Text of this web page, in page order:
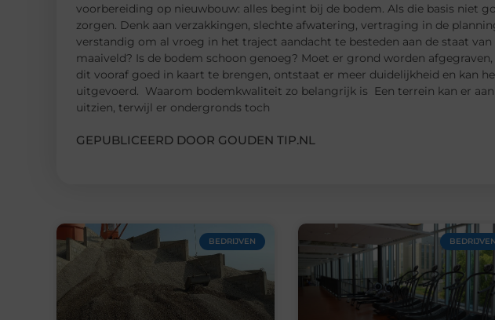
voorbereiding op nieuwbouw: alles begint bij de bodem. Als die basis niet
zorgen. Denk aan verzakkingen, slechte afwatering, vertraging in de
verstandig om al vroeg in het traject aandacht te besteden aan de staat
maaiveld? Is de bodem schoon genoeg? Moet er grond worden
dit vooraf goed in kaart te brengen, ontstaat er meer duidelijkheid en kan
uitgevoerd. Waarom bodemkwaliteit zo belangrijk is Een terrein kan er
uitzien, terwijl er ondergronds toch
GEPUBLICEERD DOOR GOUDEN TIP.NL
BEDRIJVEN BEDRIJVEN